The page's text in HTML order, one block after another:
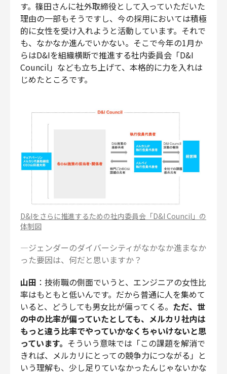
す。篠田さんに社外取締役として入っていただいた
理由の一部もそうですし、今の採用においては積極
的に女性を受け入れようと活動しています。それで
も、なかなか進んでいかない。そこで今年の1月か
らはD&Iを組織横断で推進する社内委員会「D&I
Council」なども立ち上げて、本格的に力を入れは
じめたところです。
D&Iをさらに推進するための社内委員会「D&I Council」の
体制図
―ジェンダーのダイバーシティがなかなか進まなか
った要因は、何だと思いますか？
山田 ：技術職の側面でいうと、エンジニアの女性比
率はもともと低いんです。だから普通に人を集めて
いると、どうしても男女比が偏ってくる。 ただ、世
の中の比率が偏っていたとしても、メルカリ社内は
もっと違う比率でやっていかなくちゃいけないと思
っています。 そういう意味では「この課題を解消で
きれば、メルカリにとっての競争力につながる」と
いう理解も、少し足りていなかったんじゃないかな